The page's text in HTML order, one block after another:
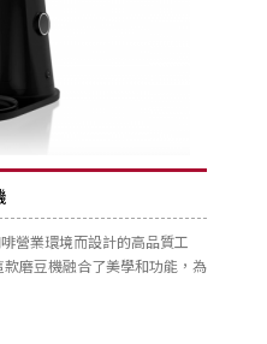
營業環境而設計的高品質工
磨豆機融合了美學和功能，為